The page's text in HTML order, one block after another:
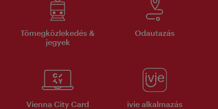
Tömegközlekedés &
jegyek
Odautazás
Vienna City Card ivie alkalmazás